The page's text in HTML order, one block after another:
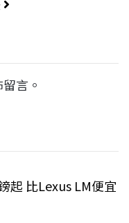
言。
起 比Lexus LM便宜